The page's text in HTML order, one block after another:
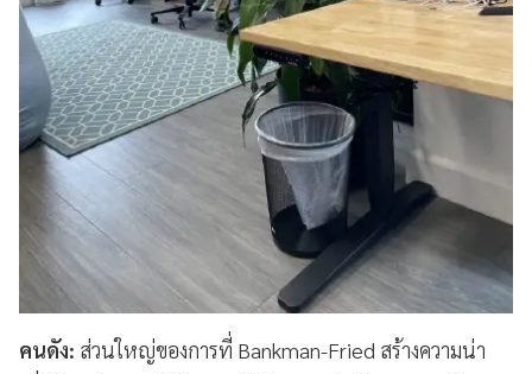
คนดัง: ส่วนใหญ่ของการที่ Bankman-Fried สร้างความน่า